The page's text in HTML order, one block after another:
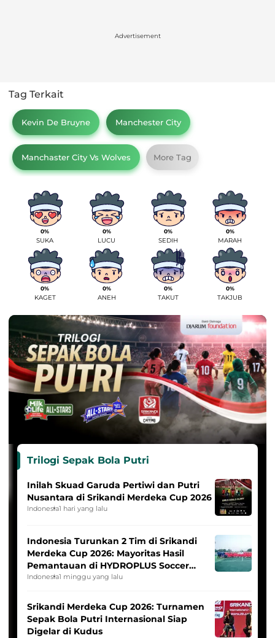
Advertisement
Tag Terkait
Kevin De Bruyne Manchester City
Manchaster City Vs Wolves More Tag
0%
SUKA
0%
LUCU
0%
SEDIH
0%
MARAH
0%
KAGET
0%
ANEH
0%
TAKUT
0%
TAKJUB
Trilogi Sepak Bola Putri
Inilah Skuad Garuda Pertiwi dan Putri
Nusantara di Srikandi Merdeka Cup 2026
Indonesia1 hari yang lalu
Indonesia Turunkan 2 Tim di Srikandi
Merdeka Cup 2026: Mayoritas Hasil
Pemantauan di HYDROPLUS Soccer
League
Indonesia1 minggu yang lalu
Srikandi Merdeka Cup 2026: Turnamen
Sepak Bola Putri Internasional Siap
Digelar di Kudus